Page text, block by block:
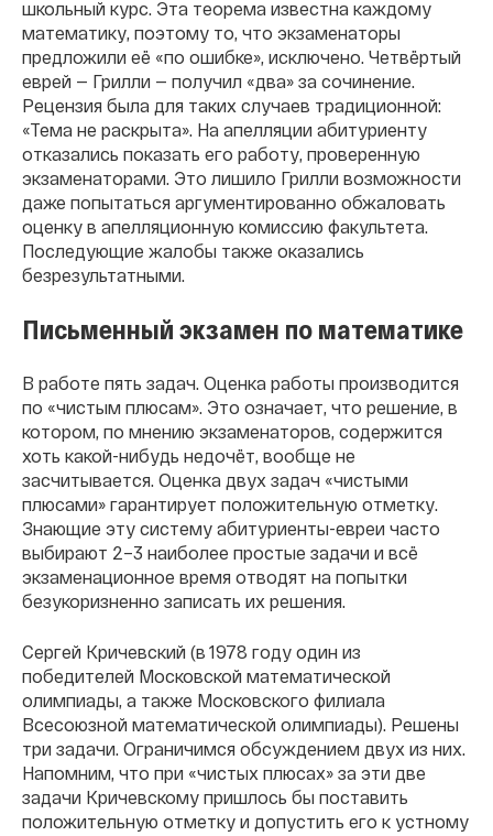
школьный курс. Эта теорема известна каждому
математику, поэтому то, что экзаменаторы
предложили её «по ошибке», исключено. Четвёртый
еврей — Грилли — получил «два» за сочинение.
Рецензия была для таких случаев традиционной:
«Тема не раскрыта». На апелляции абитуриенту
отказались показать его работу, проверенную
экзаменаторами. Это лишило Грилли возможности
даже попытаться аргументированно обжаловать
оценку в апелляционную комиссию факультета.
Последующие жалобы также оказались
безрезультатными.
Письменный экзамен по математике
В работе пять задач. Оценка работы производится
по «чистым плюсам». Это означает, что решение, в
котором, по мнению экзаменаторов, содержится
хоть какой-нибудь недочёт, вообще не
засчитывается. Оценка двух задач «чистыми
плюсами» гарантирует положительную отметку.
Знающие эту систему абитуриенты-евреи часто
выбирают 2–3 наиболее простые задачи и всё
экзаменационное время отводят на попытки
безукоризненно записать их решения.
Сергей Кричевский (в 1978 году один из
победителей Московской математической
олимпиады, а также Московского филиала
Всесоюзной математической олимпиады). Решены
три задачи. Ограничимся обсуждением двух из них.
Напомним, что при «чистых плюсах» за эти две
задачи Кричевскому пришлось бы поставить
положительную отметку и допустить его к устному